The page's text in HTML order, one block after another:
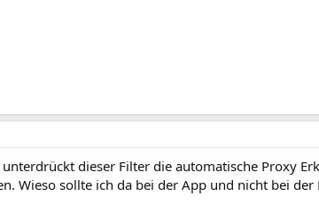
dieser Filter die automatische Proxy
Wieso sollte ich da bei der App und nicht bei der